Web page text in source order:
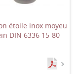
étoile inox moyeu
DIN 6336 15-80